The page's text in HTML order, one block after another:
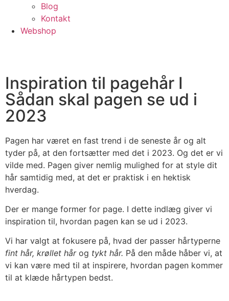
Blog
Kontakt
Webshop
Inspiration til pagehår I
Sådan skal pagen se ud i
2023
Pagen har været en fast trend i de seneste år og alt
tyder på, at den fortsætter med det i 2023. Og det er vi
vilde med. Pagen giver nemlig mulighed for at style dit
hår samtidig med, at det er praktisk i en hektisk
hverdag.
Der er mange former for page. I dette indlæg giver vi
inspiration til, hvordan pagen kan se ud i 2023.
Vi har valgt at fokusere på, hvad der passer hårtyperne
fint hår, krøllet hår og tykt hår. På den måde håber vi, at
vi kan være med til at inspirere, hvordan pagen kommer
til at klæde hårtypen bedst.